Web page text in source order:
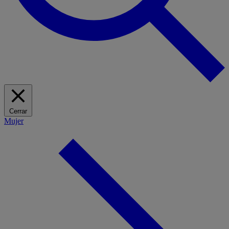
Cerrar
Mujer